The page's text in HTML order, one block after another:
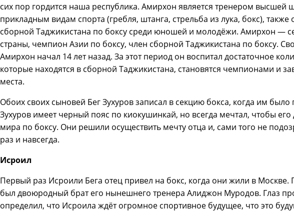
сих пор гордится наша республика. Амирхон является тренером высшей
прикладным видам спорта (гребля, штанга, стрельба из лука, бокс), также
сборной Таджикистана по боксу среди юношей и молодёжи. Амирхон —
страны, чемпион Азии по боксу, член сборной Таджикистана по боксу.
Амирхон начал 14 лет назад. За этот период он воспитал достаточное
которые находятся в сборной Таджикистана, становятся чемпионами и
места.
Обоих своих сыновей Бег Зухуров записал в секцию бокса, когда им было
Зухуров имеет черный пояс по киокушинкай, но всегда мечтал, чтобы
мира по боксу. Они решили осуществить мечту отца и, сами того не
раз и навсегда.
Исроил
Первый раз Исроили Бега отец привел на бокс, когда они жили в
был двоюродный брат его нынешнего тренера Алиджон Муродов. Глаз
определил, что Исроила ждёт огромное спортивное будущее, что это